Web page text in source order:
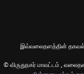
இவ்வலைதளத்தின்
© விருதுநகர் மாவட்டம் , வலைதள